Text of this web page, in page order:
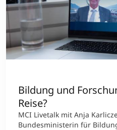
Bildung und
Reise?
MCI Livetalk mit Anja
Bundesministerin für